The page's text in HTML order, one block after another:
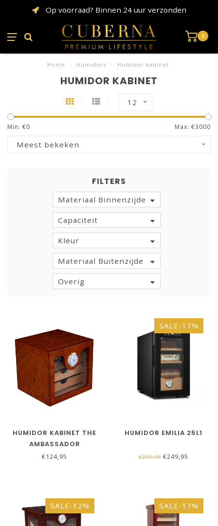
Op voorraad? Binnen 24 uur verzonden
0
Home / Humidors / Humidor kabinet
HUMIDOR KABINET
12
Min: €0 Max: €3000
Meest bekeken
FILTERS
Materiaal Binnenzijde
Capaciteit
Kleur
Materiaal Buitenzijde
Overig
HUMIDOR KABINET THE
AMBASSADOR
€124,95
SALE-17%
HUMIDOR EMILIA 25L1
€299,95 €249,95
SALE-12% SALE-17%